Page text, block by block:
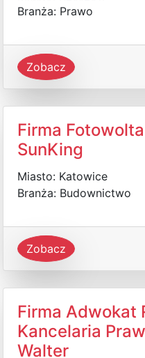
Branża: Prawo
Zobacz
Firma
SunKing
Miasto: Katowice
Branża: Budownictwo
Zobacz
Firma Adwokat
Kancelaria
Walter